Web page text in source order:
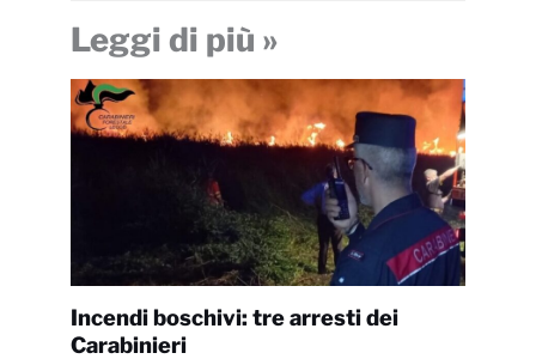
Leggi di più »
Incendi boschivi: tre arresti dei
Carabinieri